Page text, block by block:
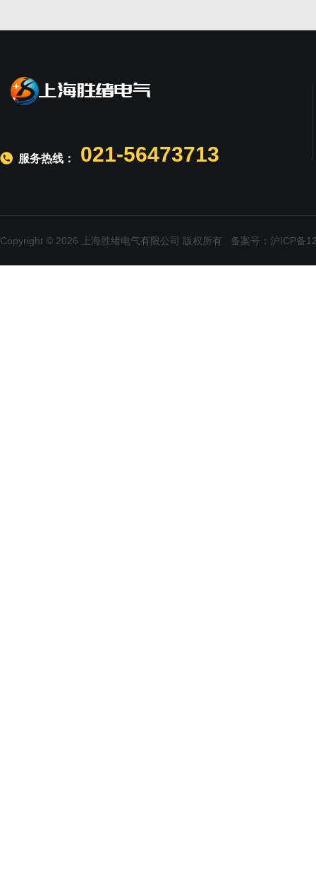
服务热线： 021-56473713
Copyright © 2026 上海胜绪电气有限公司 版权所有 备案号：沪ICP备